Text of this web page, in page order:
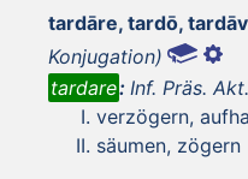
tardāre, tardō,
Konjugation)
tardare: Inf. Präs. Akt.
verzögern,
säumen, zögern